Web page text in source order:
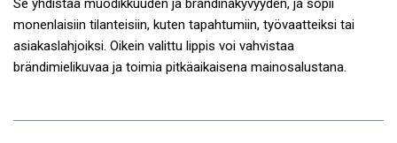
Se yhdistää muodikkuuden ja brändinäkyvyyden, ja sopii
monenlaisiin tilanteisiin, kuten tapahtumiin, työvaatteiksi tai
asiakaslahjoiksi. Oikein valittu lippis voi vahvistaa
brändimielikuvaa ja toimia pitkäaikaisena mainosalustana.